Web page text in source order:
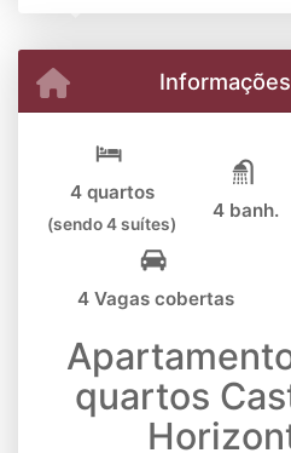
4 quartos
(sendo 4 suítes)
4 banh.
4 Vagas cobertas
quartos